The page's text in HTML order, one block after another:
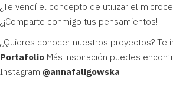
¿Te vendí el concepto de utilizar el
¿¡Comparte conmigo tus pensamientos!
¿Quieres conocer nuestros proyectos? Te
Portafolio Más inspiración puedes
Instagram @annafaligowska